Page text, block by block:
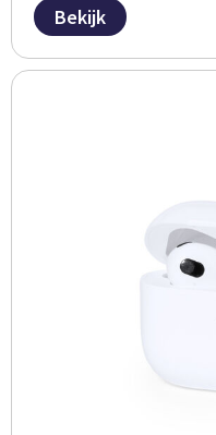
Bekijk